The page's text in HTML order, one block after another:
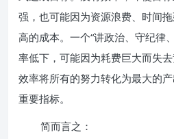
强，也可能因为资源浪费、时间
高的成本。一个“讲政治、守纪律
率低下，可能因为耗费巨大而失去
效率将所有的努力转化为最大的
重要指标。
简而言之：